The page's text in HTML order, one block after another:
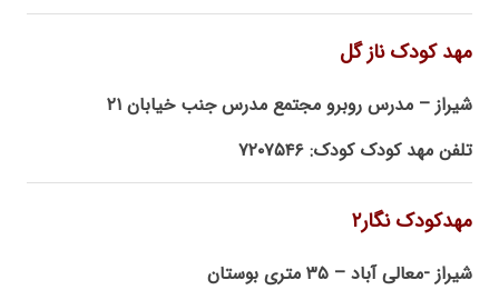
مهد کودک ناز گل
شیراز – مدرس روبرو مجتمع مدرس جنب خیابان ۲۱
تلفن مهد کودک کودک: ۷۲۰۷۵۴۶
مهدکودک نگار۲
شیراز -معالی آباد – ۳۵ متری بوستان